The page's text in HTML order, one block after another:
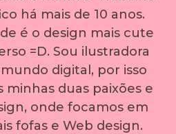
há mais de 10 anos.
é o design mais cute
=D. Sou ilustradora
digital, por isso
minhas duas paixões e
onde focamos em
fofas e Web design.